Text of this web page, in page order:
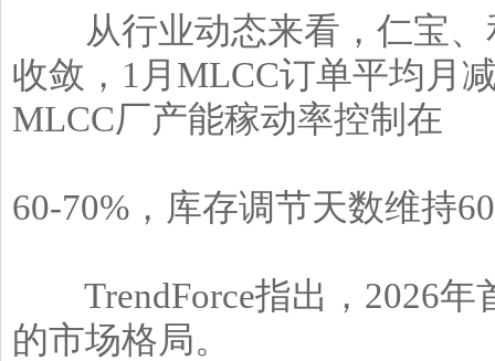
从行业动态来看，仁宝、
收敛，1月MLCC订单平均月
MLCC厂产能稼动率控制在
60-70%，库存调节天数维持
TrendForce指出，2026年
的市场格局。